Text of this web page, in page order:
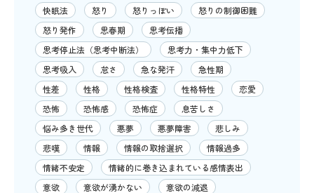
快眠法
怒り 怒りっぽい
怒りの制御困難
怒り発作
思春期
思考伝播
思考停止法（思考中断法）
思考力・集中力低下
思考吸入
怠さ 急な発汗
急性期
性差
性格 性格検査 性格特性
恋愛
恐怖
恐怖感 恐怖症
息苦しさ
悩み多き世代
悪夢 悪夢障害
悲しみ
悲嘆
情報 情報の取捨選択
情報過多
情緒不安定
情緒的に巻き込まれている感情表出
意欲
意欲が湧かない 意欲の減退